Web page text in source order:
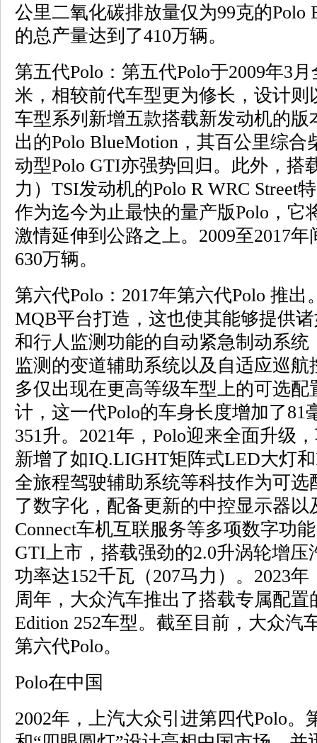
公里二氧化碳排放量仅为99克的Polo
的总产量达到了410万辆。
第五代Polo：第五代Polo于2009年3
米，相较前代车型更为修长，设计
车型系列新增五款搭载新发动机的版
出的Polo BlueMotion，其百公里综合
动型Polo GTI亦强势回归。此外，搭
力）TSI发动机的Polo R WRC
作为迄今为止最快的量产版Polo，它
激情延伸到公路之上。2009至2017
630万辆。
第六代Polo：2017年第六代Polo 推
MQB平台打造，这也使其能够提供
和行人监测功能的自动紧急制动系统
监测的变道辅助系统以及自适应巡
多仅出现在更高等级车型上的可选
计，这一代Polo的车身长度增加了81
351升。2021年，Polo迎来全面升级
新增了如IQ.LIGHT矩阵式LED大灯
全旅程驾驶辅助系统等科技作为可
了数字化，配备更新的中控显示器以
Connect车机互联服务等多项数字功
GTI上市，搭载强劲的2.0升涡轮增
功率达152千瓦（207马力）。2023
周年，大众汽车推出了搭载专属配置
Edition 252车型。截至目前，大众汽
第六代Polo。
Polo在中国
2002年‌，上汽大众引进第四代Polo。